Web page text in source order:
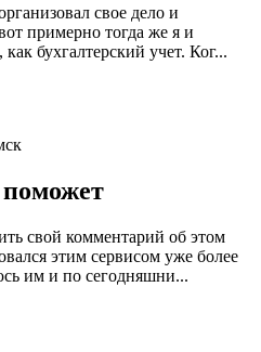
свое дело и
примерно тогда же я и
бухгалтерский учет. Ког...
свой комментарий об этом
этим сервисом уже более
им и по сегодняшни...